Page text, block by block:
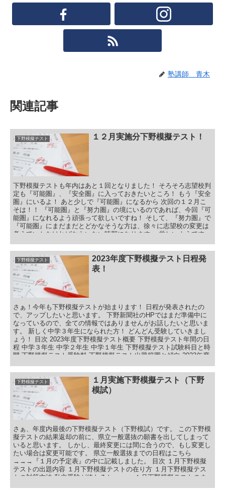
塾講師 青木
関連記事
下野模擬テスト １２月実施分下野模擬テスト！
下野模擬テストも年内はあと１回となりました！ そろそろ志望校判
定も『可能圏』、『安全圏』に入っておきたいところ！ もう『安全
圏』にいるよ！ あと少しで『可能圏』になるから 次回の１２月こ
そは！！ 『可能圏』と『努力圏』の境にいるのであれば、今回『可
能圏』になれるよう頑張って欲しいですね！ そして、『努力圏』で
『可能圏』にまだまだとどかなそうな方は、徐々に志望校の変更は
考えていかなければならいない時期になります。 厳しいようです
なのか、それとも・・・ 目次 １２月下野模擬テスト 下野模擬テス
ト国語 下野模擬テスト社会 下野模擬テスト数学 下野模擬テスト理
科 下野模擬テスト英語 １２月実施分下野模擬テスト！まとめ
下野模擬テスト
2023年度下野模擬テスト日程発
表！
さぁ！今年も下野模擬テストが始まります！ 日程が発表されたの
で、アップしたいと思います。 下野新聞社のHPではまだ準備中に
なっているので、全ての情報ではありませんがお話したいと思いま
す。 新しく中学３年生になられた方！ どんどん受験していきまし
ょう！ 目次 2023年度下野模擬テスト概要 下野模擬テスト年間の日
程 中学３年生 中学２年生 中学１年生 下野模擬テスト試験科目と時
間 下野模擬テスト受験料 下野模擬テスト出題範囲と傾向 2023年度
下野模擬テスト
１月実施下野模擬テスト（下野
模試）
さぁ、年度内最後の下野模擬テスト（下野模試）です。 この下野模
擬テストの結果返却の前に、県立一般選抜の願書を出してしまって
いると思います。 しかし、最終変更には間に合うので、もし変更し
たい場合は変更可能です。 県立一般選抜までの日程はこちら
→→→『１月の予定表』の中に記載しました。 目次 １月下野模擬
テストの出題内容 １月下野模擬テストの在り方 １月下野模擬テス
トの対策方法 私立受験が終わると・・・ １月下野模擬テストのま